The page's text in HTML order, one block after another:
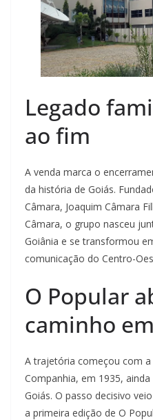
Legado
ao fim
A venda marca o
da história de Goiás.
Câmara, Joaquim Câmara
Câmara, o grupo nasceu
Goiânia e se transformou
comunicação do Centro-
O Popular
caminho
A trajetória começou com a
Companhia, em 1935,
Goiás. O passo decisivo
a primeira edição de O